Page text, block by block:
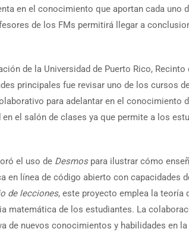
en el conocimiento que aportan cada
de los FMs permitirá llegar a
de la Universidad de Puerto Rico,
principales fue revisar uno de los cursos
para adelantar en el conocimiento
el salón de clases ya que permite a los
el uso de Desmospara ilustrar cómo
en línea de código abierto con capacidades
de lecciones, este proyecto emplea la teoría
matemática de los estudiantes. La
de nuevos conocimientos y habilidades en la